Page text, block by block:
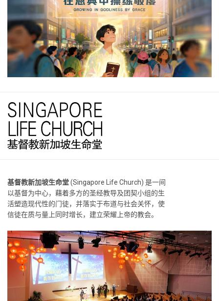
基督教新加坡生命堂(Singapore Life Church) 是一间
以基督为中心，藉着多方的圣经教导及团契小组的生
活塑造现代性的门徒，并落实于布道与社会关怀，使
信徒在质与量上同时增长，建立荣耀上帝的教会。